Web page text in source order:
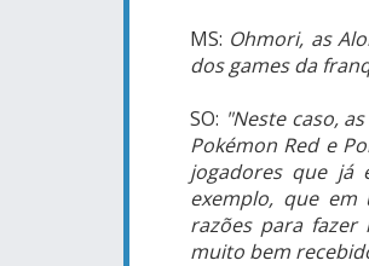
MS: Ohmori, as
dos games da
SO: "Neste caso,
Pokémon Red e
jogadores que já
exemplo, que
razões para
muito bem